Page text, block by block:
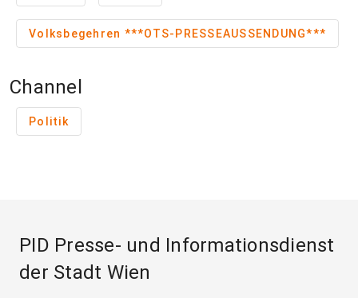
Volksbegehren ***OTS-PRESSEAUSSENDUNG***
Channel
Politik
PID Presse- und Informationsdienst
der Stadt Wien